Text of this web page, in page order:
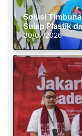
Solusi
Sulap Plastik
30/07/2026